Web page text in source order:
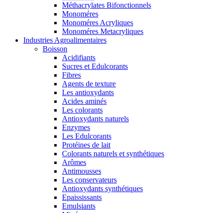
Méthacrylates Bifonctionnels
Monoméres
Monoméres Acryliques
Monoméres Metacryliques
Industries Agroalimentaires
Boisson
Acidifiants
Sucres et Edulcorants
Fibres
Agents de texture
Les antioxydants
Acides aminés
Les colorants
Antioxydants naturels
Enzymes
Les Edulcorants
Protéines de lait
Colorants naturels et synthétiques
Arômes
Antimousses
Les conservateurs
Antioxydants synthétiques
Epaississants
Emulsiants